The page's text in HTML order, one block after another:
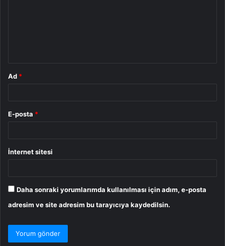
Ad *
E-posta *
İnternet sitesi
Daha sonraki yorumlarımda kullanılması için adım, e-posta
adresim ve site adresim bu tarayıcıya kaydedilsin.